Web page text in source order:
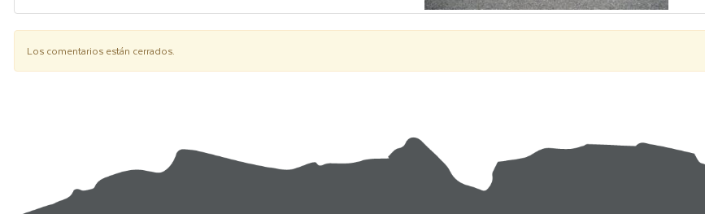
Los comentarios están cerrados.